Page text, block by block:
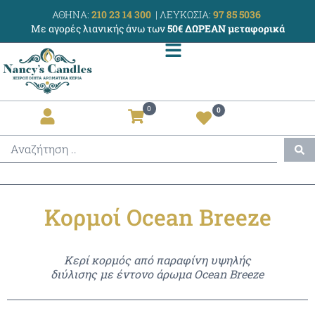
ΑΘΗΝΑ: 210 23 14 300 | ΛΕΥΚΩΣΙΑ: 97 85 5036
Με αγορές λιανικής άνω των50€ ΔΩΡΕΑΝ μεταφορικά
0 0
Κορμοί Ocean Breeze
Κερί κορμός από παραφίνη υψηλής
διύλισης με έντονο άρωμα Ocean Breeze